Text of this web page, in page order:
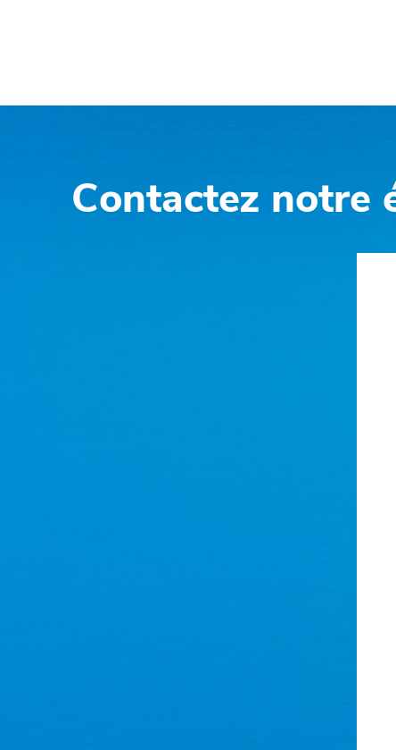
Contactez notre